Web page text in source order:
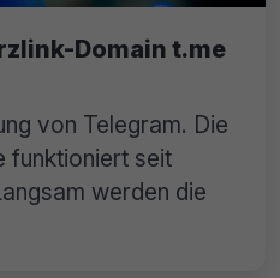
Domain t.me
von Telegram. Die
funktioniert seit
werden die